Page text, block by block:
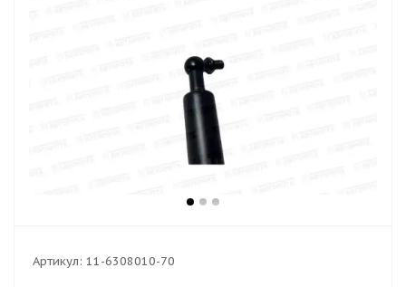
Артикул: 11-6308010-70